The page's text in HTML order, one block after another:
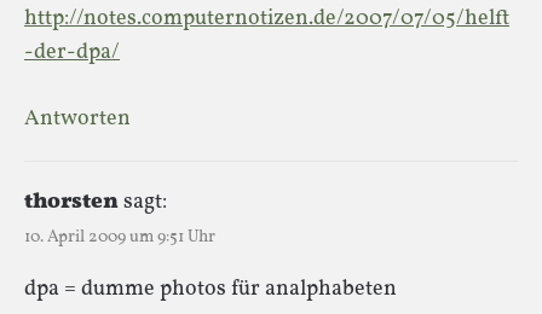
http://notes.computernotizen.de/2007/07/05/helft
-der-dpa/
Antworten
thorstensagt:
10. April 2009 um 9:51 Uhr
dpa = dumme photos für analphabeten